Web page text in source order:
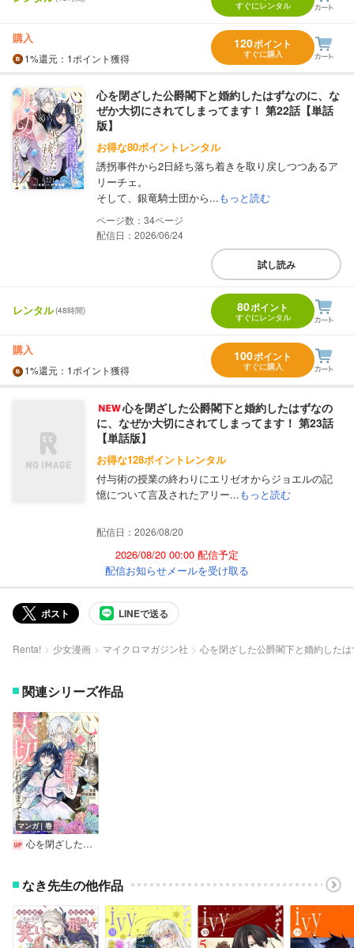
すぐにレンタル
購入
1%還元 ：1ポイント獲得
120ポイント
すぐに購入
心を閉ざした公爵閣下と婚約したはずなのに、な
ぜか大切にされてしまってます！ 第22話【単話
版】
お得な80ポイントレンタル
誘拐事件から2日経ち落ち着きを取り戻しつつあるア
リーチェ。
そして、銀竜騎士団から...もっと読む
34
配信日：2026/06/24
試し読み
レンタル(48時間) 80ポイント
すぐにレンタル
購入
1%還元 ：1ポイント獲得
100ポイント
すぐに購入
心を閉ざした公爵閣下と婚約したはずなの
に、なぜか大切にされてしまってます！ 第23話
【単話版】
お得な128ポイントレンタル
付与術の授業の終わりにエリゼオからジョエルの記
憶について言及されたアリー...もっと読む
配信日：2026/08/20
2026/08/20 00:00 配信予定
配信お知らせメールを受け取る
ポスト LINEで送る
Renta! 少女漫画 マイクロマガジン社 心を閉ざした公爵閣下と婚約した
関連シリーズ作品
マンガ｜巻
心を閉ざした公爵閣下と婚約したはずなのに、なぜか大切にされてしまってます！【電子限定おまけ付き】【Renta！限定描き下ろし特典付】
なき先生の他作品